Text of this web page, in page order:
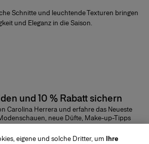
Schnitte und leuchtende Texturen bringen
und Eleganz in die Saison.
und 10 % Rabatt sichern
Carolina Herrera und erfahre das Neueste
neue Düfte, Make-up-Tipps
und vieles mehr.
eigene und solche Dritter, um Ihre